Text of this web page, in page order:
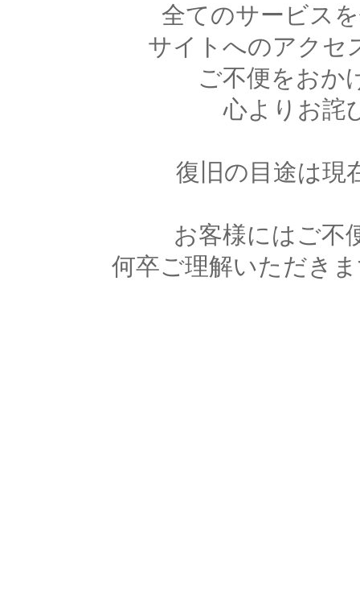
全てのサービス
サイトへのアクセ
ご不便をおか
心よりお詫
復旧の目途は現
お客様にはご不
何卒ご理解いただき